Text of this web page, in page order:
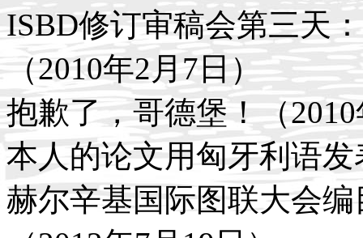
ISBD修订审稿会第三天
（2010年2月7日）
抱歉了，哥德堡！（
本人的论文用匈牙利语
赫尔辛基国际图联大会